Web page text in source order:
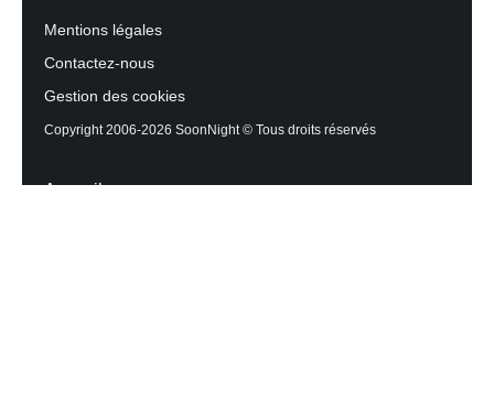
Mentions légales
Contactez-nous
Gestion des cookies
Copyright 2006-2026 SoonNight © Tous droits réservés
Accueil